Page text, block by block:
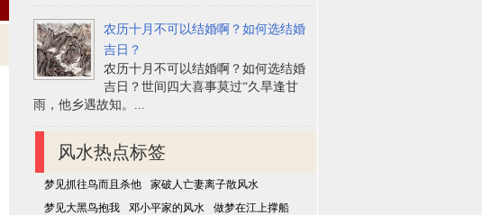
农历十月不可以结婚啊？如何选结婚
吉日？
农历十月不可以结婚啊？如何选结婚
吉日？世间四大喜事莫过“久旱逢甘
雨，他乡遇故知。...
风水热点标签
梦见抓往鸟而且杀他
家破人亡妻离子散风水
梦见大黑鸟抱我
邓小平家的风水
做梦在江上撑船